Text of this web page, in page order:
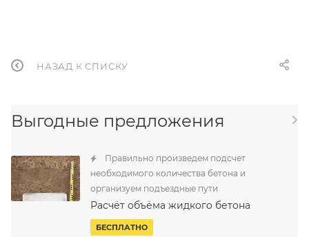
НАЗАД К СПИСКУ
Выгодные предложения
Правильно произведем подсчет
необходимого количества бетона и
организуем подъездные пути
Расчёт объёма жидкого бетона
БЕСПЛАТНО